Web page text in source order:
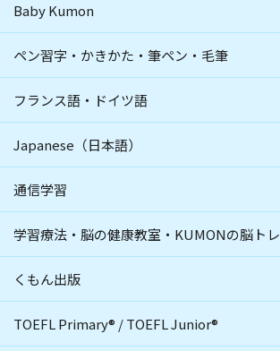
Baby Kumon
ペン習字・かきかた・筆ペン・毛筆
フランス語・ドイツ語
Japanese（日本語）
通信学習
学習療法・脳の健康教室・KUMONの脳トレ
くもん出版
TOEFL Primary® /TOEFL Junior®